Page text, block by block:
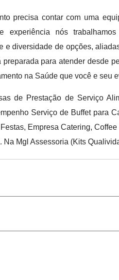
precisa contar com uma
experiência nós
e diversidade de opções,
para atender desde
na Saúde que você e seu
de Prestação de Serviço
Serviço de Buffet para
Empresa Catering,
Mgl Assessoria (Kits